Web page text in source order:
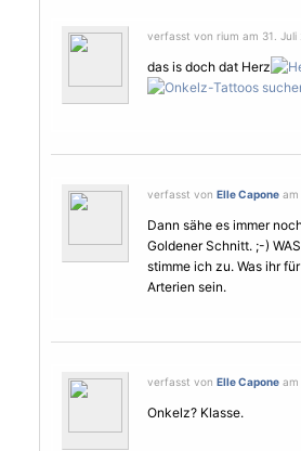
verfasst von rium am 31. Juli
das is doch dat Herz
verfasst von Elle Capone am
Dann sähe es immer
Goldener Schnitt. ;-)
stimme ich zu. Was ihr
Arterien sein.
verfasst von Elle Capone am
Onkelz? Klasse.